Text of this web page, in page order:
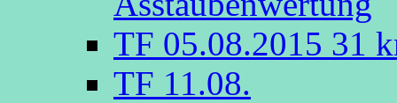
TF 05.08.2015 31
TF 11.08.